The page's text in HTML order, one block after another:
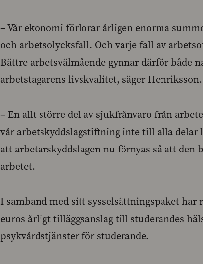
– Vår ekonomi förlorar årligen enorma
och arbetsolycksfall. Och varje fall av
Bättre arbetsvälmående gynnar därför både
arbetstagarens livskvalitet, säger Henriksson.
– En allt större del av sjukfrånvaro från
vår arbetskyddslagstiftning inte till alla
att arbetarskyddslagen nu förnyas så att
arbetet.
I samband med sitt sysselsättningspaket
euros årligt tilläggsanslag till studerandes
psykvårdstjänster för studerande.